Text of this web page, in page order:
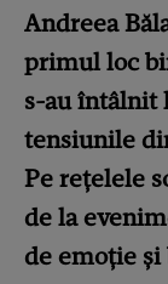
Andreea
primul loc
s-au întâlnit
tensiunile
Pe rețelele
de la
de emoție și